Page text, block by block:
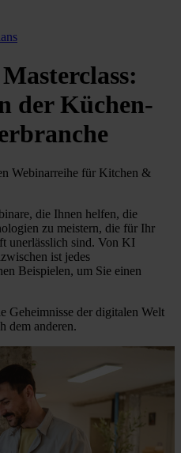
der Küchen-
Webinarreihe für Kitchen &
die Ihnen helfen, die
zu meistern, die für Ihr
unerlässlich sind. Von KI
ist jedes
Beispielen, um Sie einen
Geheimnisse der digitalen Welt
dem anderen.